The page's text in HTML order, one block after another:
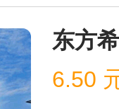
东方
6.50